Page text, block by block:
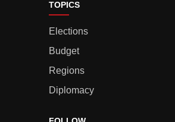
TOPICS
Elections
Budget
Regions
Diplomacy